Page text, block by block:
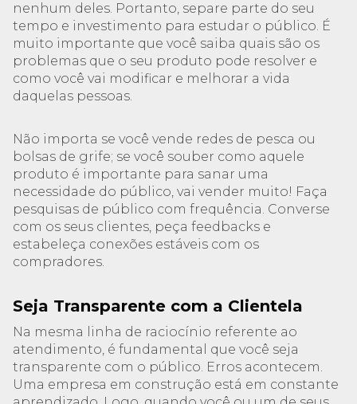
nenhum deles. Portanto, separe parte do seu
tempo e investimento para estudar o público. É
muito importante que você saiba quais são os
problemas que o seu produto pode resolver e
como você vai modificar e melhorar a vida
daquelas pessoas.
Não importa se você vende redes de pesca ou
bolsas de grife; se você souber como aquele
produto é importante para sanar uma
necessidade do público, vai vender muito! Faça
pesquisas de público com frequência. Converse
com os seus clientes, peça feedbacks e
estabeleça conexões estáveis com os
compradores.
Seja Transparente com a Clientela
Na mesma linha de raciocínio referente ao
atendimento, é fundamental que você seja
transparente com o público. Erros acontecem.
Uma empresa em construção está em constante